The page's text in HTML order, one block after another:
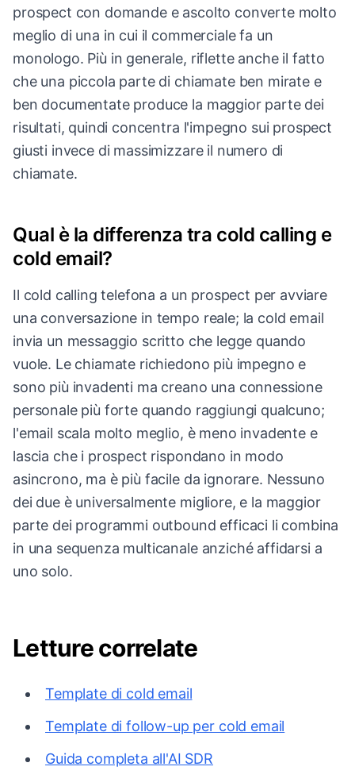
prospect con domande e ascolto converte molto
meglio di una in cui il commerciale fa un
monologo. Più in generale, riflette anche il fatto
che una piccola parte di chiamate ben mirate e
ben documentate produce la maggior parte dei
risultati, quindi concentra l'impegno sui prospect
giusti invece di massimizzare il numero di
chiamate.
Qual è la differenza tra cold calling e
cold email?
Il cold calling telefona a un prospect per avviare
una conversazione in tempo reale; la cold email
invia un messaggio scritto che legge quando
vuole. Le chiamate richiedono più impegno e
sono più invadenti ma creano una connessione
personale più forte quando raggiungi qualcuno;
l'email scala molto meglio, è meno invadente e
lascia che i prospect rispondano in modo
asincrono, ma è più facile da ignorare. Nessuno
dei due è universalmente migliore, e la maggior
parte dei programmi outbound efficaci li combina
in una sequenza multicanale anziché affidarsi a
uno solo.
Letture correlate
Template di cold email
Template di follow-up per cold email
Guida completa all'AI SDR